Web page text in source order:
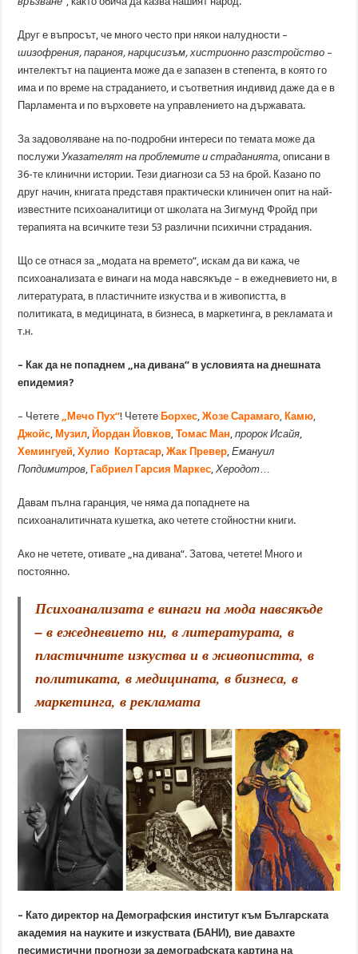
Друг е въпросът, че много често при някои налудности –
шизофрения, параноя, нарцисизъм, хистрионно разстройство –
интелектът на пациента може да е запазен в степента, в която го
има и по време на страданието, и съответния индивид даже да е в
Парламента и по върховете на управлението на държавата.
За задоволяване на по-подробни интереси по темата може да
послужиУказателят на проблемите и страданията, описани в
36-те клинични истории. Тези диагнози са 53 на брой. Казано по
друг начин, книгата представя практически клиничен опит на най-
известните психоаналитици от школата на Зигмунд Фройд при
терапията на всичките тези 53 различни психични страдания.
Що се отнася за „модата на времето“, искам да ви кажа, че
психоанализата е винаги на мода навсякъде – в ежедневието ни, в
литературата, в пластичните изкуства и в живопистта, в
политиката, в медицината, в бизнеса, в маркетинга, в рекламата и
т.н.
– Как да не попаднем „на дивана“ в условията на днешната
епидемия?
– Четете „Мечо Пух“! Четете Борхес,Жозе Сарамаго, Камю,
Джойс, Музил, Йордан Йовков,Томас Ман,пророк Исайя,
Хемингуей,Хулио Кортасар,Жак Превер,Емануил
Попдимитров, Габриел Гарсия Маркес,Херодот…
Давам пълна гаранция, че няма да попаднете на
психоаналитичната кушетка, ако четете стойностни книги.
Ако не четете, отивате „на дивана“. Затова, четете! Много и
постоянно.
Психоанализата е винаги на мода навсякъде
– в ежедневието ни, в литературата, в
пластичните изкуства и в живопистта, в
политиката, в медицината, в бизнеса, в
маркетинга, в рекламата
– Като директор на Демографския институт към Българската
академия на науките и изкуствата (БАНИ), вие давахте
песимистични прогнози за демографската картина на